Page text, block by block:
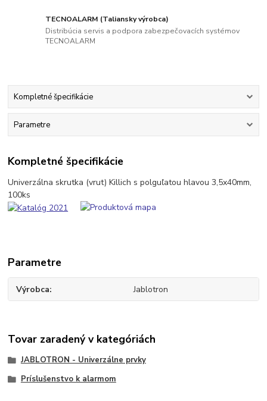
TECNOALARM (Taliansky výrobca)
Distribúcia servis a podpora zabezpečovacích systémov
TECNOALARM
Kompletné špecifikácie
Parametre
Kompletné špecifikácie
Univerzálna skrutka (vrut) Killich s polguľatou hlavou 3,5x40mm,
100ks
Parametre
Výrobca Jablotron
Tovar zaradený v kategóriách
JABLOTRON - Univerzálne prvky
Príslušenstvo k alarmom